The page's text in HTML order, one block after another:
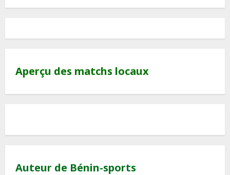
Aperçu des matchs locaux
Auteur de Bénin-sports